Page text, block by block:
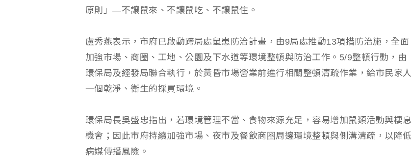
原則」—不讓鼠來、不讓鼠吃、不讓鼠住。
盧秀燕表示，市府已啟動跨局處鼠患防治計畫，由9局處推動13項措防治施，全面
加強市場、商圈、工地、公園及下水道等環境整頓與防治工作。5/9整頓行動，由
環保局及經發局聯合執行，於黃昏市場營業前進行相關整頓清疏作業，給市民家人
一個乾淨、衛生的採買環境。
環保局長吳盛忠指出，若環境管理不當、食物來源充足，容易增加鼠類活動與棲息
機會；因此市府持續加強市場、夜市及餐飲商圈周邊環境整頓與側溝清疏，以降低
病媒傳播風險。